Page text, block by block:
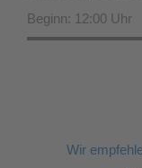
Beginn: 12:00 Uhr
Wir